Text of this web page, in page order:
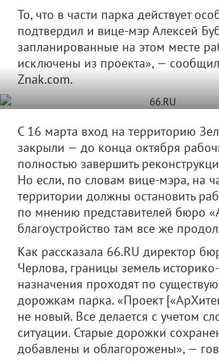
То, что в части парка действует
подтвердил и вице-мэр Алексей
запланированные на этом месте
исключены из проекта», —
Znak.com.
С 16 марта вход на территорию
закрыли — до конца октября
полностью завершить
Но если, по словам вице-мэра, на
территории должны остановить
по мнению представителей бюро
благоустройство там все же
Как рассказала 66.RU директор
Черлова, границы земель историко-
назначения проходят по
дорожкам парка. «Проект
не новый. Все делается с учетом
ситуации. Старые дорожки
добавлены и облагорожены», —